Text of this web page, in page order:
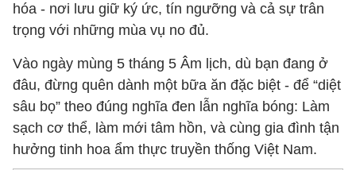
hóa - nơi lưu giữ ký ức, tín ngưỡng và cả sự trân
trọng với những mùa vụ no đủ.
Vào ngày mùng 5 tháng 5 Âm lịch, dù bạn đang ở
đâu, đừng quên dành một bữa ăn đặc biệt - để “diệt
sâu bọ” theo đúng nghĩa đen lẫn nghĩa bóng: Làm
sạch cơ thể, làm mới tâm hồn, và cùng gia đình tận
hưởng tinh hoa ẩm thực truyền thống Việt Nam.